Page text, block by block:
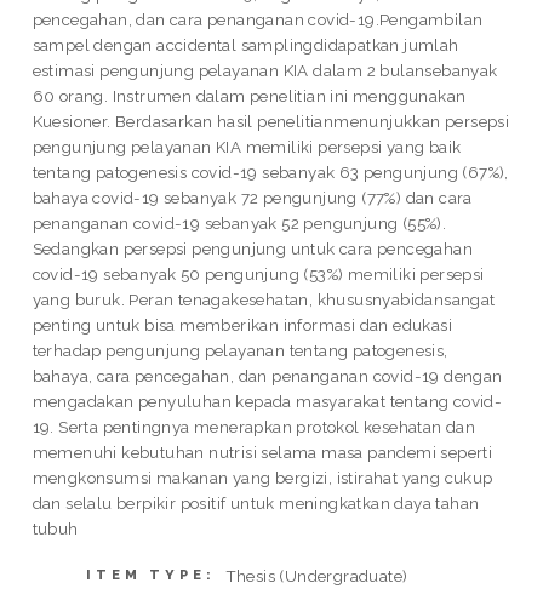
pencegahan, dan cara penanganan covid-19.Pengambilan
sampel dengan accidental samplingdidapatkan jumlah
estimasi pengunjung pelayanan KIA dalam 2 bulansebanyak
60 orang. Instrumen dalam penelitian ini menggunakan
Kuesioner. Berdasarkan hasil penelitianmenunjukkan persepsi
pengunjung pelayanan KIA memiliki persepsi yang baik
tentang patogenesis covid-19 sebanyak 63 pengunjung (67%),
bahaya covid-19 sebanyak 72 pengunjung (77%) dan cara
penanganan covid-19 sebanyak 52 pengunjung (55%).
Sedangkan persepsi pengunjung untuk cara pencegahan
covid-19 sebanyak 50 pengunjung (53%) memiliki persepsi
yang buruk. Peran tenagakesehatan, khususnyabidansangat
penting untuk bisa memberikan informasi dan edukasi
terhadap pengunjung pelayanan tentang patogenesis,
bahaya, cara pencegahan, dan penanganan covid-19 dengan
mengadakan penyuluhan kepada masyarakat tentang covid-
19. Serta pentingnya menerapkan protokol kesehatan dan
memenuhi kebutuhan nutrisi selama masa pandemi seperti
mengkonsumsi makanan yang bergizi, istirahat yang cukup
dan selalu berpikir positif untuk meningkatkan daya tahan
tubuh
ITEM TYPE: Thesis (Undergraduate)